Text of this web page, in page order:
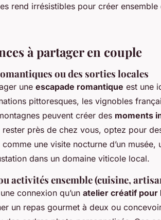
rend irrésistibles pour créer ensemble
à partager en couple
ou des sorties locales
une escapade romantique est une
pittoresques, les vignobles
peuvent créer des moments
près de chez vous, optez pour
comme une visite nocturne d’un musée,
dans un domaine viticole local.
activités ensemble (cuisine,
connexion qu’un atelier créatif pour
un repas gourmet à deux ou